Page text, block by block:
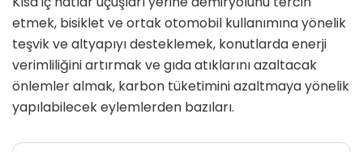
etmek, bisiklet ve ortak otomobil kullanımına yönelik
teşvik ve altyapıyı desteklemek, konutlarda enerji
verimliliğini artırmak ve gıda atıklarını azaltacak
önlemler almak, karbon tüketimini azaltmaya yönelik
yapılabilecek eylemlerden bazıları.